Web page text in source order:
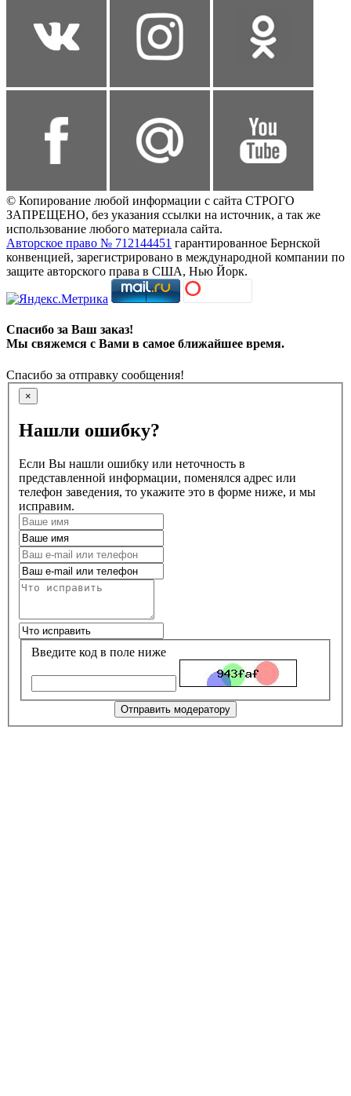
© Копирование любой информации с сайта СТРОГО
ЗАПРЕЩЕНО, без указания ссылки на источник, а так же
использование любого материала сайта.
Авторское право № 712144451 гарантированное Бернской
конвенцией, зарегистрировано в международной компании по
защите авторского права в США, Нью Йорк.
Спасибо за Ваш заказ!
Мы свяжемся с Вами в самое ближайшее время.
Спасибо за отправку сообщения!
×
Нашли ошибку?
Если Вы нашли ошибку или неточность в
представленной информации, поменялся адрес или
телефон заведения, то укажите это в форме ниже, и мы
исправим.
Введите код в поле ниже
Отправить модератору